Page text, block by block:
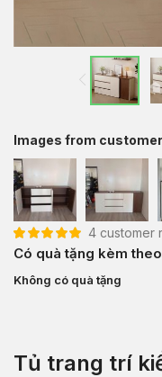
Images from
5.00
trên 5 dựa
trên
4
đánh giá
4 customer
Có quà tặng kèm theo
Không có quà tặng
Tủ trang trí